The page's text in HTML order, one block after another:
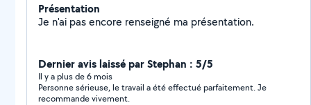
Présentation
Je n'ai pas encore renseigné ma présentation.
Dernier avis laissé par Stephan : 5/5
Il y a plus de 6 mois
Personne sérieuse, le travail a été effectué parfaitement. Je
recommande vivement.